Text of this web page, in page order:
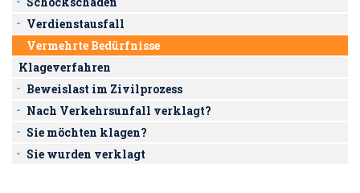
Verdienstausfall
Vermehrte Bedürfnisse
Klageverfahren
Beweislast im Zivilprozess
Nach Verkehrsunfall verklagt?
Sie möchten klagen?
Sie wurden verklagt